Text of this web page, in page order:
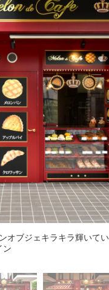
オブジェキラキラ輝い
ン